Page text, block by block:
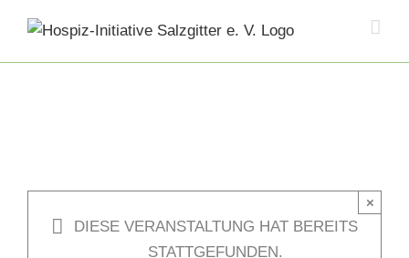
content
DIESE VERANSTALTUNG HAT BEREITS
STATTGEFUNDEN.
×